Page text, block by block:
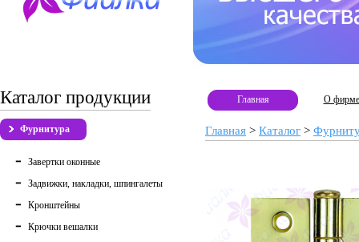
Каталог продукции
Фурнитура
Завертки оконные
Задвижки, накладки, шпингалеты
Кронштейны
Крючки вешалки
Главная О фирме
Главная > Каталог >